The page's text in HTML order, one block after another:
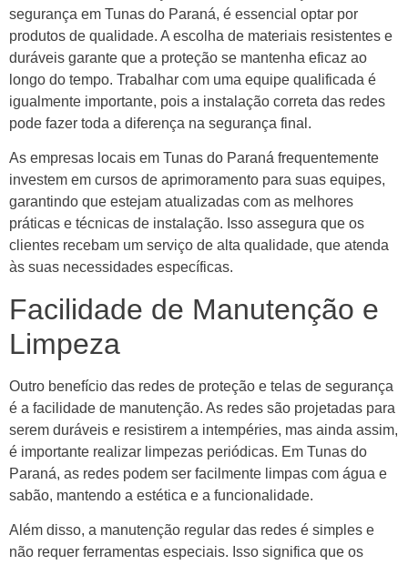
segurança em Tunas do Paraná, é essencial optar por
produtos de qualidade. A escolha de materiais resistentes e
duráveis garante que a proteção se mantenha eficaz ao
longo do tempo. Trabalhar com uma equipe qualificada é
igualmente importante, pois a instalação correta das redes
pode fazer toda a diferença na segurança final.
As empresas locais em Tunas do Paraná frequentemente
investem em cursos de aprimoramento para suas equipes,
garantindo que estejam atualizadas com as melhores
práticas e técnicas de instalação. Isso assegura que os
clientes recebam um serviço de alta qualidade, que atenda
às suas necessidades específicas.
Facilidade de Manutenção e
Limpeza
Outro benefício das redes de proteção e telas de segurança
é a facilidade de manutenção. As redes são projetadas para
serem duráveis e resistirem a intempéries, mas ainda assim,
é importante realizar limpezas periódicas. Em Tunas do
Paraná, as redes podem ser facilmente limpas com água e
sabão, mantendo a estética e a funcionalidade.
Além disso, a manutenção regular das redes é simples e
não requer ferramentas especiais. Isso significa que os